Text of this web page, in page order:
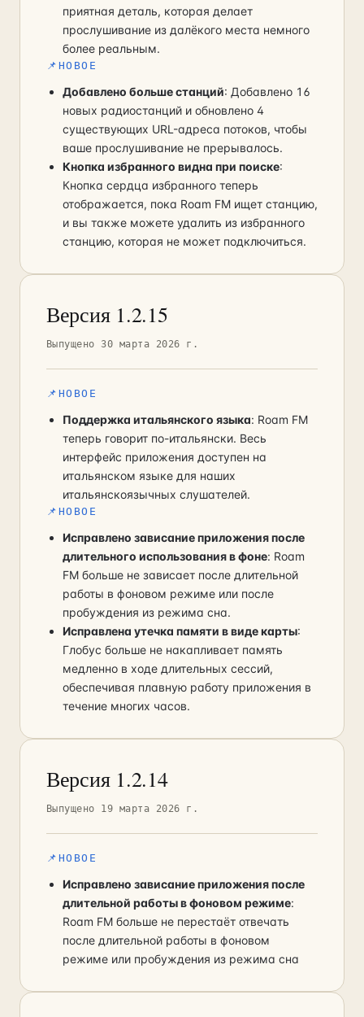
приятная деталь, которая делает
прослушивание из далёкого места немного
более реальным.
📌 НОВОЕ
Добавлено больше станций: Добавлено 16
новых радиостанций и обновлено 4
существующих URL-адреса потоков, чтобы
ваше прослушивание не прерывалось.
Кнопка избранного видна при поиске:
Кнопка сердца избранного теперь
отображается, пока Roam FM ищет станцию,
и вы также можете удалить из избранного
станцию, которая не может подключиться.
Версия 1.2.15
Выпущено 30 марта 2026 г.
📌 НОВОЕ
Поддержка итальянского языка: Roam FM
теперь говорит по-итальянски. Весь
интерфейс приложения доступен на
итальянском языке для наших
итальянскоязычных слушателей.
📌 НОВОЕ
Исправлено зависание приложения после
длительного использования в фоне: Roam
FM больше не зависает после длительной
работы в фоновом режиме или после
пробуждения из режима сна.
Исправлена утечка памяти в виде карты:
Глобус больше не накапливает память
медленно в ходе длительных сессий,
обеспечивая плавную работу приложения в
течение многих часов.
Версия 1.2.14
Выпущено 19 марта 2026 г.
📌 НОВОЕ
Исправлено зависание приложения после
длительной работы в фоновом режиме:
Roam FM больше не перестаёт отвечать
после длительной работы в фоновом
режиме или пробуждения из режима сна